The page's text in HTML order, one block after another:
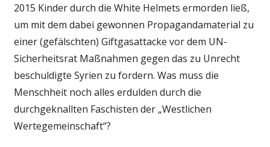
2015 Kinder durch die White Helmets ermorden ließ,
um mit dem dabei gewonnen Propagandamaterial zu
einer (gefälschten) Giftgasattacke vor dem UN-
Sicherheitsrat Maßnahmen gegen das zu Unrecht
beschuldigte Syrien zu fordern. Was muss die
Menschheit noch alles erdulden durch die
durchgeknallten Faschisten der „Westlichen
Wertegemeinschaft“?